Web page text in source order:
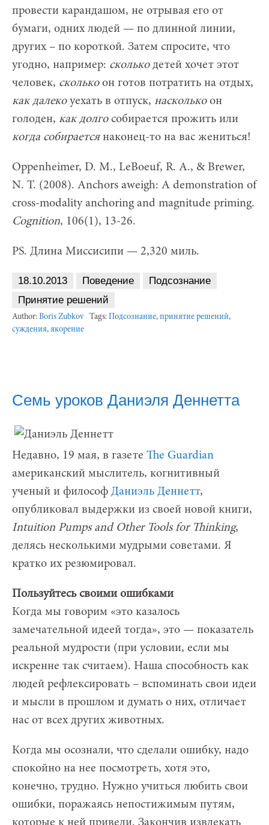
провести карандашом, не отрывая его от
бумаги, одних людей — по длинной линии,
других – по короткой. Затем спросите, что
угодно, например: сколькодетей хочет этот
человек, сколькоон готов потратить на отдых,
как далекоуехать в отпуск, насколькоон
голоден, как долгособирается прожить или
когда собираетсянаконец-то на вас жениться!
Oppenheimer, D. M., LeBoeuf, R. A., & Brewer,
N. T. (2008). Anchors aweigh: A demonstration of
cross-modality anchoring and magnitude priming.
Cognition, 106(1), 13-26.
PS. Длина Миссисипи — 2,320 миль.
18.10.2013 Поведение
Подсознание
Принятие решений
Author: Boris Zubkov Tags: Подсознание, принятие решений,
суждения, якорение
Семь уроков Даниэля Деннетта
Недавно, 19 мая, в газете The Guardian
американский мыслитель, когнитивный
ученый и философ Даниэль Деннетт,
опубликовал выдержки из своей новой книги,
Intuition Pumps and Other Tools for Thinking,
делясь несколькими мудрыми советами. Я
кратко их резюмировал.
Пользуйтесь своими ошибками
Когда мы говорим «это казалось
замечательной идеей тогда», это — показатель
реальной мудрости (при условии, если мы
искренне так считаем). Наша способность как
людей рефлексировать – вспоминать свои идеи
и мысли в прошлом и думать о них, отличает
нас от всех других животных.
Когда мы осознали, что сделали ошибку, надо
спокойно на нее посмотреть, хотя это,
конечно, трудно. Нужно учиться любить свои
ошибки, поражаясь непостижимым путям,